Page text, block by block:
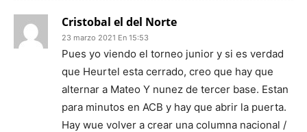
Cristobal el del Norte
23 marzo 2021 En 15:53
Pues yo viendo el torneo junior y si es verdad
que Heurtel esta cerrado, creo que hay que
alternar a Mateo Y nunez de tercer base. Estan
para minutos en ACB y hay que abrir la puerta.
Hay wue volver a crear una columna nacional /